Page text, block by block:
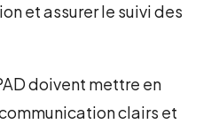
et assurer le suivi des
doivent mettre en
clairs et